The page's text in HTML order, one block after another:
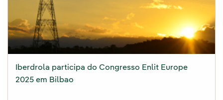
Iberdrola participa do Congresso Enlit Europe
2025 em Bilbao